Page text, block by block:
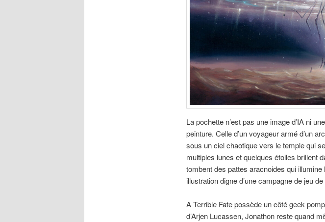
La pochette n’est pas une image d’IA ni
peinture. Celle d’un voyageur armé d’un
sous un ciel chaotique vers le temple qui
multiples lunes et quelques étoiles brillent
tombent des pattes aracnoides qui
illustration digne d’une campagne de jeu
A Terrible Fate possède un côté geek
d’Arjen Lucassen, Jonathon reste quand